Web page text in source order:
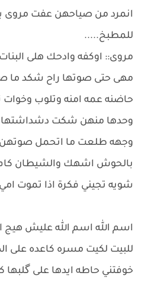
انمرد من صياحهن عفت مروى
للمطبخ.....
مروى:: اوكفه وادحك هلى
مهى حتى صوتها راح شكد ما
حاضنه عمه امنه وتلوب
وحدها منهن شكت دشداشتها
وجهه طلعت ما اتحمل صوتهن
بالحوش اشهك والشيطان
شويه تجيني فكرة اذا تموت
اسم الله اسم الله عليش
للبيت لكيت مسره كاعده على
خوفتني حاطه ايدها على